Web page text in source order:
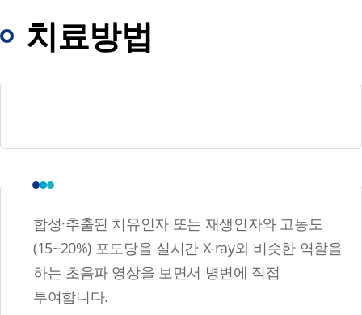
치료방법
합성·추출된 치유인자 또는 재생인자와 고농도
(15~20%) 포도당을 실시간 X-ray와 비슷한 역할을
하는 초음파 영상을 보면서 병변에 직접
투여합니다.